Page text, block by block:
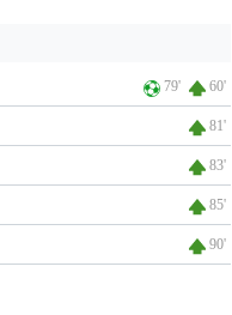
79' 60'
81'
83'
85'
90'